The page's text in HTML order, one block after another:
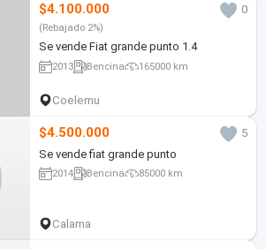
$4.100.000 0
(Rebajado 2%)
Se vende Fiat grande punto 1.4
2013 Bencina 165000 km
Coelemu
$4.500.000
5
Se vende fiat grande punto
2014 Bencina 85000 km
Calama